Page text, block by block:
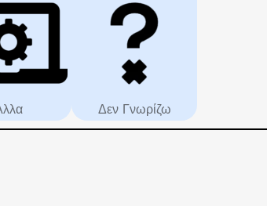
Δεν Γνωρίζω